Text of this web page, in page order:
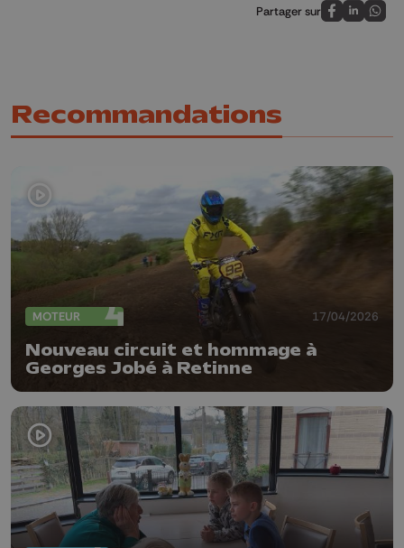
Partager sur
Partagez sur
Partagez
Recommandations
MOTEUR 17/04/2026
Nouveau circuit et hommage à
Georges Jobé à Retinne